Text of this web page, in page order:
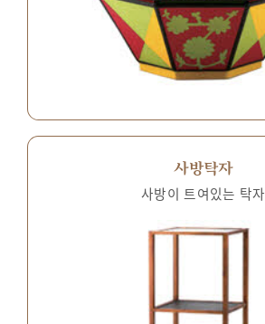
사방탁자
사방이 트여있는 탁자